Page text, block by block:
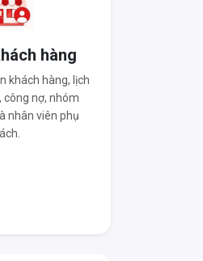
hàng
khách hàng, lịch
công nợ, nhóm
nhân viên phụ